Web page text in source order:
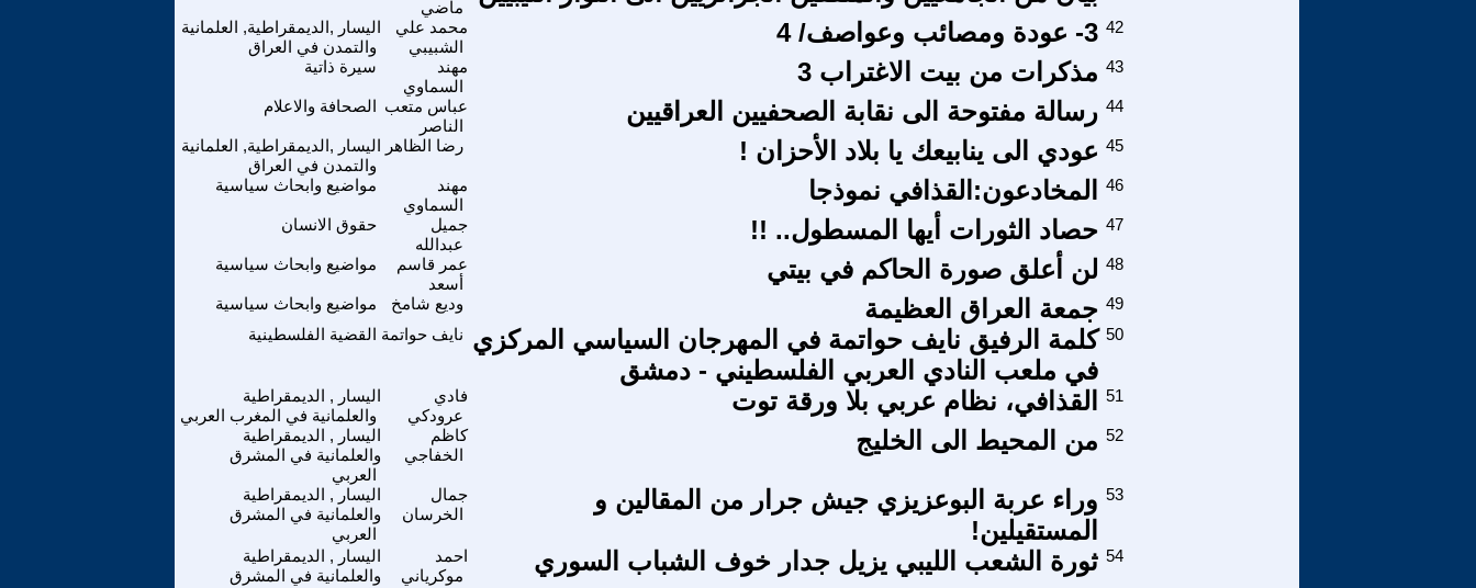
ماضي
اليسار ,الديمقراطية, العلمانية
والتمدن في العراق
محمد علي
الشبيبي
3- عودة ومصائب وعواصف/ 4 42
سيرة ذاتية
مهند
السماوي
مذكرات من بيت الاغتراب 3 43
الصحافة والاعلام عباس متعب
الناصر
رسالة مفتوحة الى نقابة الصحفيين العراقيين 44
اليسار ,الديمقراطية, العلمانية
والتمدن في العراق
رضا الظاهر عودي الى ينابيعك يا بلاد الأحزان ! 45
مواضيع وابحاث سياسية
مهند
السماوي
المخادعون:القذافي نموذجا 46
حقوق الانسان
جميل
عبدالله
حصاد الثورات أيها المسطول.. !! 47
مواضيع وابحاث سياسية
عمر قاسم
أسعد
لن أعلق صورة الحاكم في بيتي 48
مواضيع وابحاث سياسية وديع شامخ جمعة العراق العظيمة 49
القضية الفلسطينية نايف حواتمة كلمة الرفيق نايف حواتمة في المهرجان السياسي المركزي
في ملعب النادي العربي الفلسطيني - دمشق
50
اليسار , الديمقراطية
والعلمانية في المغرب العربي
فادي
عرودكي
القذافي، نظام عربي بلا ورقة توت 51
اليسار , الديمقراطية
والعلمانية في المشرق
العربي
كاظم
الخفاجي
من المحيط الى الخليج 52
اليسار , الديمقراطية
والعلمانية في المشرق
العربي
جمال
الخرسان
وراء عربة البوعزيزي جيش جرار من المقالين و
المستقيلين!
53
اليسار , الديمقراطية
والعلمانية في المشرق
احمد
موكرياني
ثورة الشعب الليبي يزيل جدار خوف الشباب السوري 54